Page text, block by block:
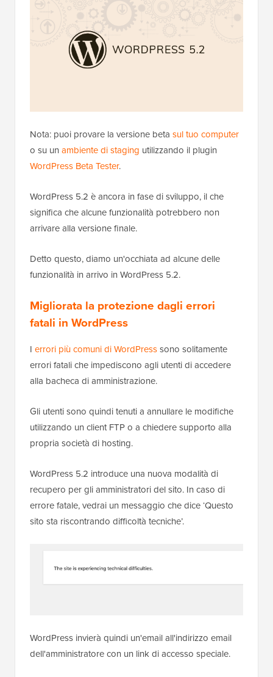
Nota: puoi provare la versione beta sul tuo computer
o su un ambiente di staging utilizzando il plugin
WordPress Beta Tester.
WordPress 5.2 è ancora in fase di sviluppo, il che
significa che alcune funzionalità potrebbero non
arrivare alla versione finale.
Detto questo, diamo un'occhiata ad alcune delle
funzionalità in arrivo in WordPress 5.2.
Migliorata la protezione dagli errori
fatali in WordPress
I errori più comuni di WordPresssono solitamente
errori fatali che impediscono agli utenti di accedere
alla bacheca di amministrazione.
Gli utenti sono quindi tenuti a annullare le modifiche
utilizzando un client FTP o a chiedere supporto alla
propria società di hosting.
WordPress 5.2 introduce una nuova modalità di
recupero per gli amministratori del sito. In caso di
errore fatale, vedrai un messaggio che dice ‘Questo
sito sta riscontrando difficoltà tecniche’.
WordPress invierà quindi un'email all'indirizzo email
dell'amministratore con un link di accesso speciale.